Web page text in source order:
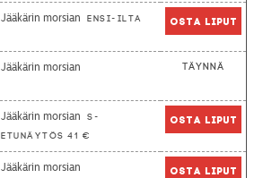
Jääkärin morsian Ensi-ilta Osta liput
Jääkärin morsian Täynnä
Jääkärin morsian
S-
etunäytös 41 €
Osta liput
Jääkärin morsian Osta liput